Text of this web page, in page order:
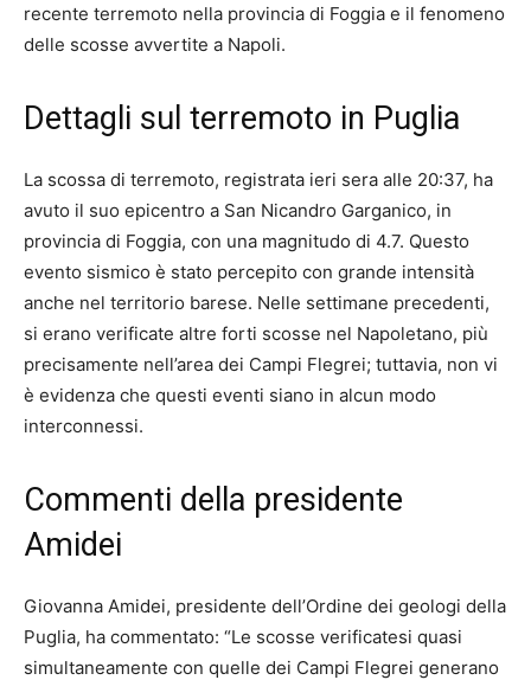
recente terremoto nella provincia di Foggia e il fenomeno
delle scosse avvertite a Napoli.
Dettagli sul terremoto in Puglia
La scossa di terremoto, registrata ieri sera alle 20:37, ha
avuto il suo epicentro a San Nicandro Garganico, in
provincia di Foggia, con una magnitudo di 4.7. Questo
evento sismico è stato percepito con grande intensità
anche nel territorio barese. Nelle settimane precedenti,
si erano verificate altre forti scosse nel Napoletano, più
precisamente nell’area dei Campi Flegrei; tuttavia, non vi
è evidenza che questi eventi siano in alcun modo
interconnessi.
Commenti della presidente
Amidei
Giovanna Amidei, presidente dell’Ordine dei geologi della
Puglia, ha commentato: “Le scosse verificatesi quasi
simultaneamente con quelle dei Campi Flegrei generano